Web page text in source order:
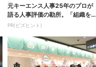
元キーエンス人事25年のプロが
語る人事評価の勘所。「組織を腐
らせるNG評価」とは...
PR(ビズヒント)